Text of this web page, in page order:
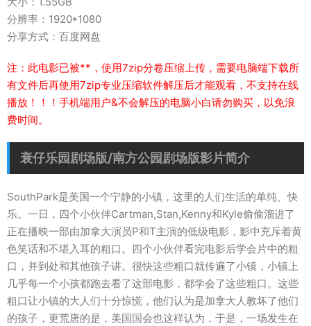
分辨率：1920*1080
分享方式：百度网盘
注：此电影已被**，使用7zip分卷压缩上传，需要电脑端下载所
有文件后再使用7zip专业压缩软件解压后才能观看，不支持在线
播放！！！手机端用户&不会解压的电脑小白请勿购买，以免浪
费时间。
衰仔乐园剧场版/南方公园剧场版影片简介
SouthPark是美国一个宁静的小镇，这里的人们生活的单纯、快
乐。一日，四个小伙伴Cartman,Stan,Kenny和Kyle偷偷溜进了
正在播映一部由加拿大演员P和T主演的低级电影，影中充斥着黄
色笑话和不堪入耳的粗口。四个小伙伴看完电影后学会片中的粗
口，并到处和其他孩子讲。很快这些粗口就传遍了小镇，小镇上
几乎每一个小孩都跑去看了这部电影，都学会了这些粗口。这些
粗口让小镇的大人们十分惊慌，他们认为是加拿大人教坏了他们
的孩子，更荒唐的是，美国国会也这样认为，于是，一场发生在